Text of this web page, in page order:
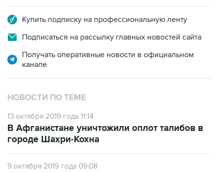
Купить подписку на профессиональную ленту
Подписаться на рассылку главных новостей сайта
Получать оперативные новости в официальном
канале
НОВОСТИ ПО ТЕМЕ
13 октября 2019 года 11:14
В Афганистане уничтожили оплот талибов в
городе Шахри-Кохна
9 октября 2019 года 09:08